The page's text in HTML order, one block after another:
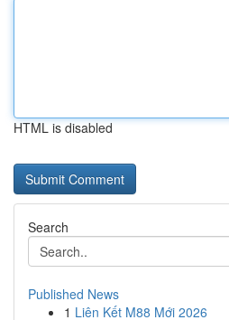
HTML is disabled
Search
Published News
1 Liên Kết M88 Mới 2026